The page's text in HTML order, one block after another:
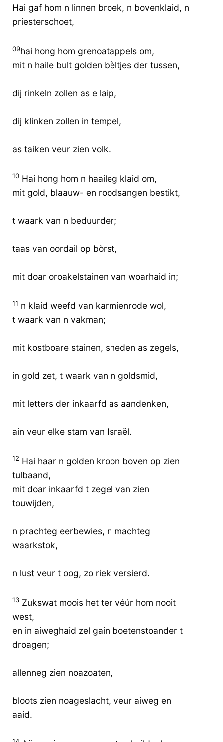
Hai gaf hom n linnen broek, n bovenklaid, n
priesterschoet,
09hai hong hom grenoatappels om,
mit n haile bult golden bèltjes der tussen,
dij rinkeln zollen as e laip,
dij klinken zollen in tempel,
as taiken veur zien volk.
10 Hai hong hom n haaileg klaid om,
mit gold, blaauw- en roodsangen bestikt,
t waark van n beduurder;
taas van oordail op bòrst,
mit doar oroakelstainen van woarhaid in;
11 n klaid weefd van karmienrode wol,
t waark van n vakman;
mit kostboare stainen, sneden as zegels,
in gold zet, t waark van n goldsmid,
mit letters der inkaarfd as aandenken,
ain veur elke stam van Israël.
12 Hai haar n golden kroon boven op zien
tulbaand,
mit doar inkaarfd t zegel van zien
touwijden,
n prachteg eerbewies, n machteg
waarkstok,
n lust veur t oog, zo riek versierd.
13 Zukswat moois het ter véúr hom nooit
west,
en in aiweghaid zel gain boetenstoander t
droagen;
allenneg zien noazoaten,
bloots zien noageslacht, veur aiweg en
aaid.